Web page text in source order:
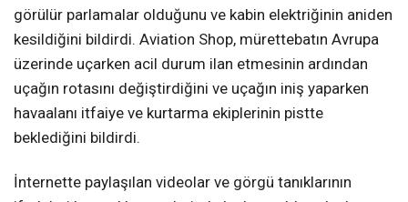
görülür parlamalar olduğunu ve kabin elektriğinin aniden
kesildiğini bildirdi. Aviation Shop, mürettebatın Avrupa
üzerinde uçarken acil durum ilan etmesinin ardından
uçağın rotasını değiştirdiğini ve uçağın iniş yaparken
havaalanı itfaiye ve kurtarma ekiplerinin pistte
beklediğini bildirdi.
İnternette paylaşılan videolar ve görgü tanıklarının